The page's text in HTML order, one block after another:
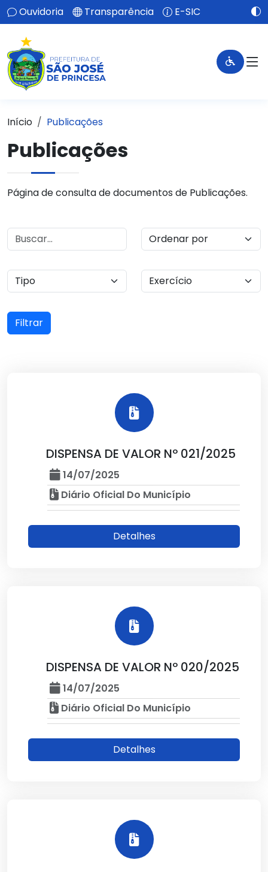
Ouvidoria Transparência E-SIC
Início Publicações
Publicações
Página de consulta de documentos de Publicações.
Filtrar
DISPENSA DE VALOR Nº 021/2025
14/07/2025
Diário Oficial Do Município
Detalhes
DISPENSA DE VALOR Nº 020/2025
14/07/2025
Diário Oficial Do Município
Detalhes